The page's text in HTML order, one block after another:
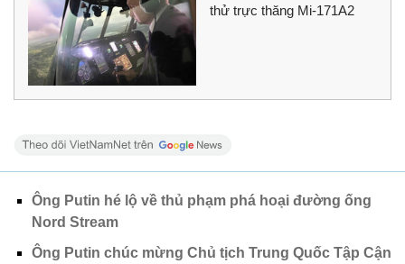
thử trực thăng Mi-171A2
Ông Putin hé lộ về thủ phạm phá hoại đường ống
Nord Stream
Ông Putin chúc mừng Chủ tịch Trung Quốc Tập Cận